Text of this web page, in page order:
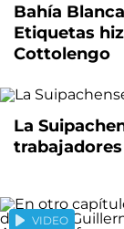
Bahía
Etiquetas
Cottolengo
La
VIDEO